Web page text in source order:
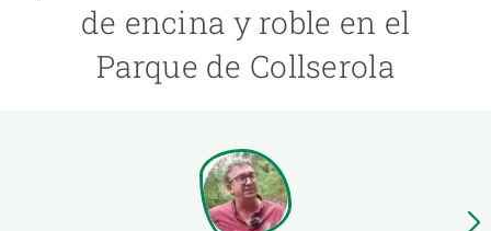
de encina y roble en el
Parque de Collserola
PARTICIPA
NOTICIAS Y AGENDA